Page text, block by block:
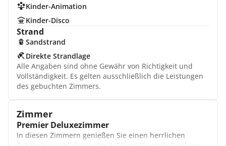
Kinder-Animation
Kinder-Disco
Strand
Sandstrand
Direkte Strandlage
Alle Angaben sind ohne Gewähr von Richtigkeit und
Vollständigkeit. Es gelten ausschließlich die Leistungen
des gebuchten Zimmers.
Zimmer
Premier Deluxezimmer
In diesen Zimmern genießen Sie einen herrlichen